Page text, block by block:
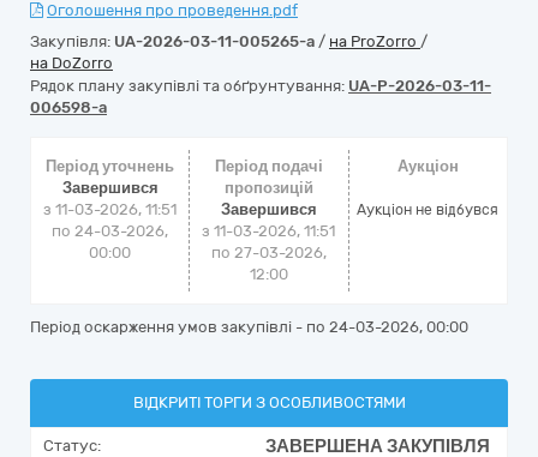
Оголошення про проведення.pdf
Закупівля: UA-2026-03-11-005265-a / на ProZorro /
на DoZorro
Рядок плану закупівлі та обґрунтування: UA-P-2026-03-11-
006598-a
Період уточнень
Завершився
з 11-03-2026, 11:51
по 24-03-2026,
00:00
Період подачі
пропозицій
Завершився
з 11-03-2026, 11:51
по 27-03-2026,
12:00
Аукціон
Аукціон не відбувся
Період оскарження умов закупівлі - по 24-03-2026, 00:00
ВІДКРИТІ ТОРГИ З ОСОБЛИВОСТЯМИ
Статус: ЗАВЕРШЕНА ЗАКУПІВЛЯ